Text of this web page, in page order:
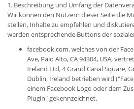
1. Beschreibung und Umfang der
Wir können den Nutzern dieser Seite die
stellen, Inhalte zu empfehlen und
werden entsprechende Buttons der
facebook.com, welches von der
Ave, Palo Alto, CA 94304, USA,
Ireland Ltd, 4 Grand Canal Square,
Dublin, Ireland betrieben wird
einem Facebook Logo oder dem
Plugin" gekennzeichnet.